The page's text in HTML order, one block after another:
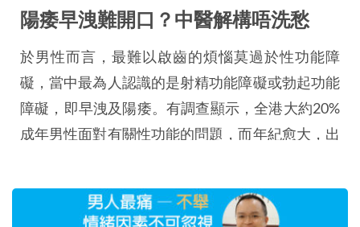
陽痿早洩難開口？中醫解構唔洗愁
於男性而言，最難以啟齒的煩惱莫過於性功能障
礙，當中最為人認識的是射精功能障礙或勃起功能
障礙，即早洩及陽痿。有調查顯示，全港大約20%
成年男性面對有關性功能的問題，而年紀愈大，出
醫，而自行到社區藥房購買各樣中西成藥服食，例
如西藥的威而鋼，中藥的鹿尾巴、虎鞭等。基於每